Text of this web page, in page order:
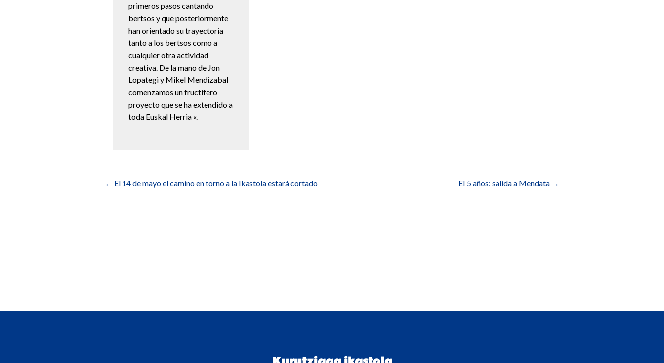
primeros pasos cantando
bertsos y que posteriormente
han orientado su trayectoria
tanto a los bertsos como a
cualquier otra actividad
creativa. De la mano de Jon
Lopategi y Mikel Mendizabal
comenzamos un fructífero
proyecto que se ha extendido a
toda Euskal Herria «.
de
← El 14 de mayo el camino en torno a la Ikastola estará cortado EI 5 años: salida a Mendata →